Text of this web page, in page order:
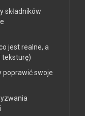
składników
jest realne, a
teksturę)
poprawić swoje